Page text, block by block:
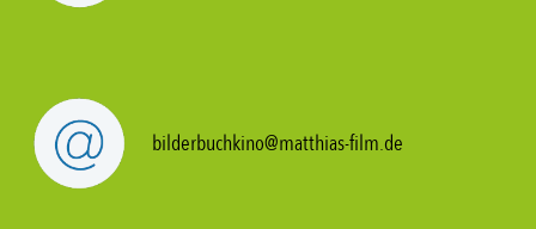
bilderbuchkino@matthias-film.de